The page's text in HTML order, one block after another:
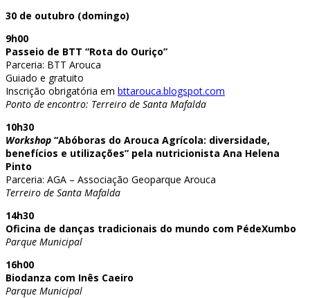
30 de outubro (domingo)
9h00
Passeio de BTT “Rota do Ouriço”
Parceria: BTT Arouca
Guiado e gratuito
Inscrição obrigatória em bttarouca.blogspot.com
Ponto de encontro: Terreiro de Santa Mafalda
10h30
Workshop “Abóboras do Arouca Agrícola: diversidade,
benefícios e utilizações” pela nutricionista Ana Helena
Pinto
Parceria: AGA – Associação Geoparque Arouca
Terreiro de Santa Mafalda
14h30
Oficina de danças tradicionais do mundo com PédeXumbo
Parque Municipal
16h00
Biodanza com Inês Caeiro
Parque Municipal